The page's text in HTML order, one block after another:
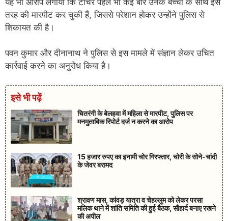
तरह की मारपीट कर चुकी हैं, जिससे परेशान होकर उन्होंने पुलिस से
शिकायत की है।
पवन कुमार और दीनानाथ ने पुलिस से इस मामले में संज्ञान लेकर उचित
कार्रवाई करने का अनुरोध किया है।
इसे भी पढ़ें
चितरंगी के बेलहवा में महिला से मारपीट, पुलिस पर
मनमुताबिक रिपोर्ट दर्ज न करने का आरोप
15 हजार रुपए का इनामी चोर गिरफ्तार, चोरी के सोने-चांदी
के जेवर बरामद
श्रावण मास, कांवड़ यात्रा व चेहल्लुम को लेकर परसा
मलिक थाने में शांति समिति की हुई बैठक, सौहार्द बनाए रखने
की अपील